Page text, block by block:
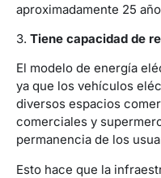
aproximadamente 25
3. Tiene capacidad de
El modelo de energía
ya que los vehículos
diversos espacios
comerciales y
permanencia de los
Esto hace que la